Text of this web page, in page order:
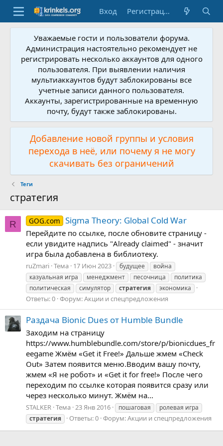
Вход Регистрация
Уважаемые гости и пользователи форума.
Администрация настоятельно рекомендует не
регистрировать несколько аккаунтов для одного
пользователя. При выявлении наличия
мультиаккаунтов будут заблокированы все
учетные записи данного пользователя.
Аккаунты, зарегистрированные на временную
почту, будут также заблокированы.
Добавление новой группы и условия
перехода в неё, или почему я не могу
скачивать без ограничений
Теги
стратегия
R GOG.com Sigma Theory: Global Cold War
Перейдите по ссылке, после обновите страницу -
если увидите надпись "Already claimed" - значит
игра была добавлена в библиотеку.
ruZmari Тема 17 Июн 2023 будущее
война
казуальная игра
менеджмент песочница
политика
политическая
симулятор стратегия экономика
Ответы: 0 Форум:Акции и спецпредложения
Раздача Bionic Dues от Humble Bundle
Заходим на страницу
https://www.humblebundle.com/store/p/bionicdues_fr
eegame Жмём «Get it Free!» Дальше жмем «Check
Out» Затем появится меню.Вводим вашу почту,
жмем «Я не робот» и «Get it for free!» После чего
переходим по ссылке которая появится сразу или
через несколько минут. Жмём на...
STALKER Тема 23 Янв 2016 пошаговая
ролевая игра
стратегия
Ответы: 0 Форум:Акции и спецпредложения